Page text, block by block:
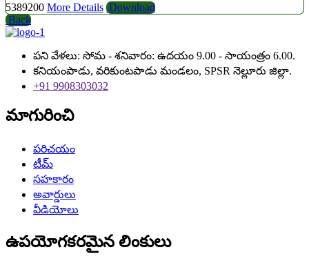
5389200 More Details Download
Back
పని వేళలు: సోమ - శనివారం: ఉదయం 9.00 - సాయంత్రం 6.00.
కనియంపాడు, వరికుంటపాడు మండలం, SPSR నెల్లూరు జిల్లా.
+91 9908303032
మాగురించి
పరిచయం
టీమ్
సహకారం
అవార్డులు
వీడియోలు
ఉపయోగకరమైన లింకులు